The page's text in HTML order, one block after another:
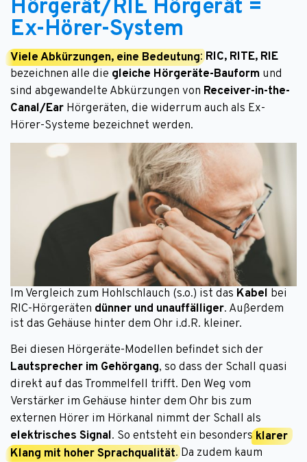
Hörgerät/RIE Hörgerät =
Ex-Hörer-System
Viele Abkürzungen, eine Bedeutung:RIC, RITE, RIE
bezeichnen alle die gleiche Hörgeräte-Bauform und
sind abgewandelte Abkürzungen von Receiver-in-the-
Canal/Ear Hörgeräten, die widerrum auch als Ex-
Hörer-Systeme bezeichnet werden.
Im Vergleich zum Hohlschlauch (s.o.) ist das Kabel bei
RIC-Hörgeräten dünner und unauffälliger. Außerdem
ist das Gehäuse hinter dem Ohr i.d.R. kleiner.
Bei diesen Hörgeräte-Modellen befindet sich der
Lautsprecher im Gehörgang, so dass der Schall quasi
direkt auf das Trommelfell trifft. Den Weg vom
Verstärker im Gehäuse hinter dem Ohr bis zum
externen Hörer im Hörkanal nimmt der Schall als
elektrisches Signal. So entsteht ein besondersklarer
Klang mit hoher Sprachqualität. Da zudem kaum